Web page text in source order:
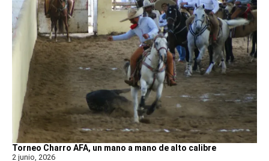
Torneo Charro AFA, un mano a mano de alto calibre
2 junio, 2026